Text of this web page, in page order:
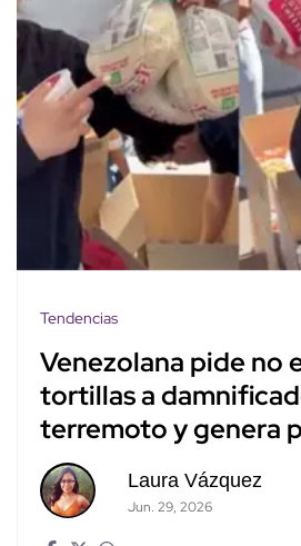
Tendencias
Venezolana pide no
tortillas a
terremoto y genera
Laura Vázquez
Jun. 29, 2026